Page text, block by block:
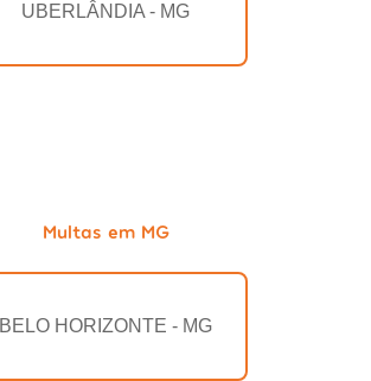
UBERLÂNDIA - MG
Multas em MG
BELO HORIZONTE - MG